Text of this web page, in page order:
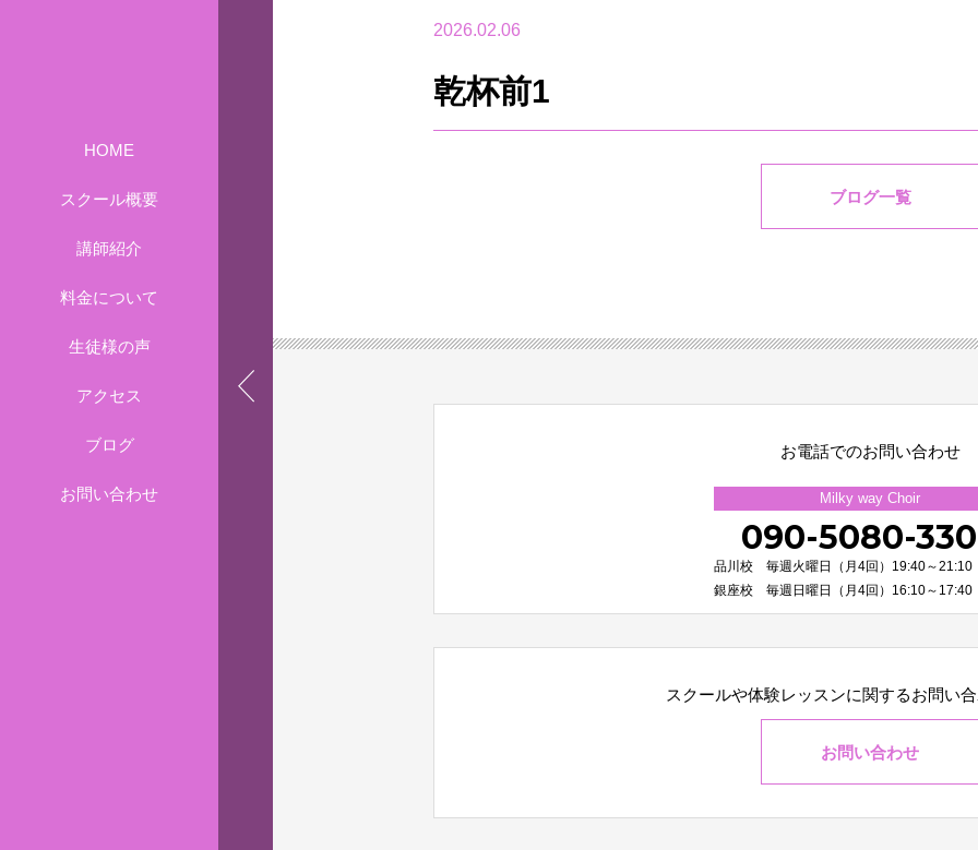
HOME
スクール概要
講師紹介
料金について
生徒様の声
アクセス
ブログ
お問い合わせ
2026.02.06
乾杯前1
ブログ一覧
お電話でのお問い合わせ
Milky way Choir
090-5080-
品川校 毎週火曜日（月4回）19:40～21:10
銀座校 毎週日曜日（月4回）16:10～17:40
スクールや体験レッスンに関するお問い
お問い合わせ